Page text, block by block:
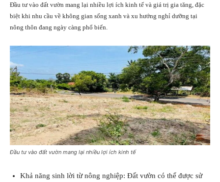
Đầu tư vào đất vườn mang lại nhiều lợi ích kinh tế và giá trị gia tăng, đặc
biệt khi nhu cầu về không gian sống xanh và xu hướng nghỉ dưỡng tại
nông thôn đang ngày càng phổ biến.
Đầu tư vào đất vườn mang lại nhiều lợi ích kinh tế
Khả năng sinh lời từ nông nghiệp: Đất vườn có thể được sử